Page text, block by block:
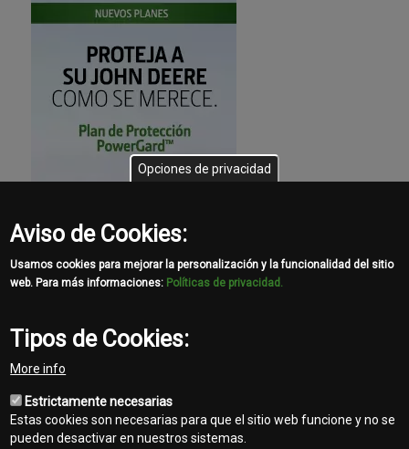
Opciones de privacidad
Aviso de Cookies:
Usamos cookies para mejorar la personalización y la funcionalidad del sitio
web. Para más informaciones: Políticas de privacidad.
Tipos de Cookies:
More info
Estrictamente necesarias
Estas cookies son necesarias para que el sitio web funcione y no se
pueden desactivar en nuestros sistemas.